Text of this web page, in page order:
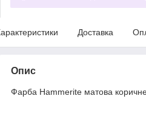
Доставка
Опис
Фарба Hammerite матова